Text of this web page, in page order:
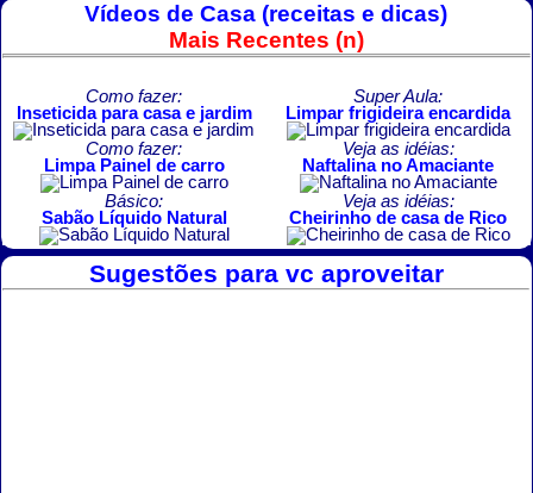
Vídeos de Casa (receitas e dicas)
Mais Recentes (n)
Como fazer:
Inseticida para casa e jardim
Super Aula:
Limpar frigideira encardida
Como fazer:
Limpa Painel de carro
Veja as idéias:
Naftalina no Amaciante
Básico:
Sabão Líquido Natural
Veja as idéias:
Cheirinho de casa de Rico
Sugestões para vc aproveitar